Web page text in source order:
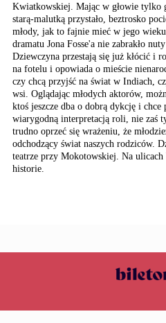
Kwiatkowskiej. Mając w głowie
starą-malutką przystało, beztrosko
młody, jak to fajnie mieć w jego
dramatu Jona Fosse'a nie zabrakło
Dziewczyna przestają się już kłócić i
na fotelu i opowiada o mieście
czy chcą przyjść na świat w Indiach,
wsi. Oglądając młodych aktorów,
ktoś jeszcze dba o dobrą dykcję i
wiarygodną interpretacją roli, nie zaś
trudno oprzeć się wrażeniu, że
odchodzący świat naszych rodziców.
teatrze przy Mokotowskiej. Na ulicach
historie.